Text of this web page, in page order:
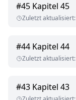
#45 Kapitel 45
Zuletzt aktualisiert:
#44 Kapitel 44
Zuletzt aktualisiert:
#43 Kapitel 43